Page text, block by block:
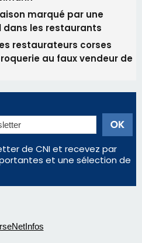
Miss Corse 2026
aux premières loges
pas avant 2081
Latino évacué en urgence
marqué par une
dans les restaurants